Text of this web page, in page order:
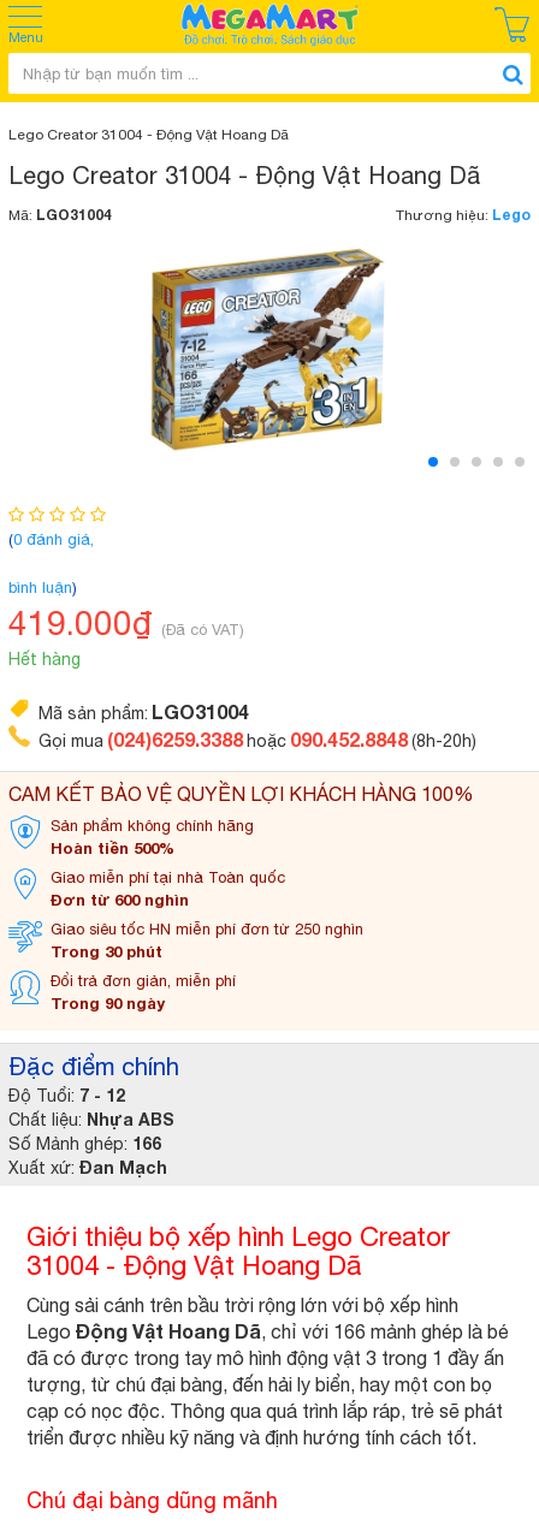
Menu
Lego Creator 31004 - Động Vật Hoang Dã
Lego Creator 31004 - Động Vật Hoang Dã
Mã: LGO31004 Thương hiệu: Lego
Đặc điểm chính
Độ Tuổi: 7 - 12
Chất liệu: Nhựa ABS
Số Mảnh ghép: 166
Xuất xứ: Đan Mạch
(0 đánh giá,
bình luận)
419.000₫ (Đã có VAT)
Hết hàng
CAM KẾT BẢO VỆ QUYỀN LỢI KHÁCH HÀNG 100%
Sản phẩm không chính hãng
Hoàn tiền 500%
Giao miễn phí tại nhà Toàn quốc
Đơn từ 600 nghìn
Giao siêu tốc HN miễn phí đơn từ 250 nghìn
Trong 30 phút
Đổi trả đơn giản, miễn phí
Trong 90 ngày
Mã sản phẩm: LGO31004
Gọi mua (024)6259.3388 hoặc 090.452.8848(8h-20h)
Giới thiệu bộ xếp hình Lego Creator
31004 - Động Vật Hoang Dã
Cùng sải cánh trên bầu trời rộng lớn với bộ xếp hình
Lego Động Vật Hoang Dã, chỉ với 166 mảnh ghép là bé
đã có được trong tay mô hình động vật 3 trong 1 đầy ấn
tượng, từ chú đại bàng, đến hải ly biển, hay một con bọ
cạp có nọc độc. Thông qua quá trình lắp ráp, trẻ sẽ phát
triển được nhiều kỹ năng và định hướng tính cách tốt.
Chú đại bàng dũng mãnh